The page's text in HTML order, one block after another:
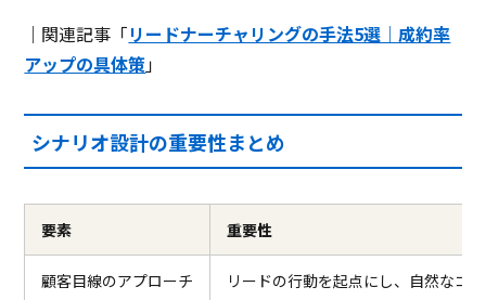
｜関連記事「リードナーチャリングの手法5選｜成約率
アップの具体策」
シナリオ設計の重要性まとめ
要素 重要性
顧客目線のアプローチ リードの行動を起点にし、自然なコ